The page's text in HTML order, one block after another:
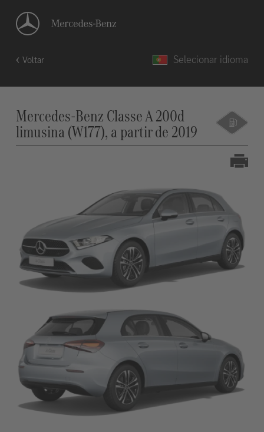
Voltar Selecionar idioma
Mercedes-Benz Classe A 200d
limusina (W177), a partir de 2019